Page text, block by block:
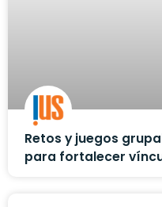
Retos y juegos
para fortalecer